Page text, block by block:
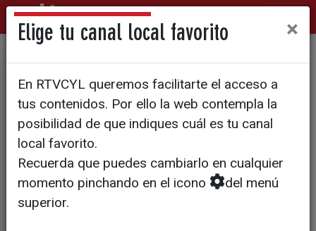
La Fundación ZamorArte
celebra su Gala Anual en el
Seminario San Atilano
Elige tu canal local favorito ×
En RTVCYL queremos facilitarte el acceso a
tus contenidos. Por ello la web contempla la
posibilidad de que indiques cuál es tu canal
local favorito.
Recuerda que puedes cambiarlo en cualquier
momento pinchando en el icono
del menú
superior.